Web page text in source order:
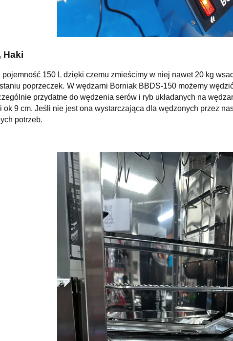
Haki
pojemność 150 L dzięki czemu zmieścimy w niej nawet 20 kg
poprzeczek. W wędzarni Borniak BBDS-150 możemy
przydatne do wędzenia serów i ryb układanych na
ok 9 cm. Jeśli nie jest ona wystarczająca dla wędzonych przez
potrzeb.